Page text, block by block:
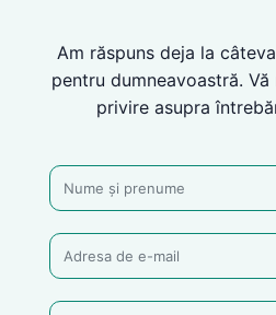
Am răspuns deja la
pentru dumneavoastră.
privire asupra